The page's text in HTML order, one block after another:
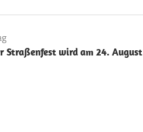
Straßenfest wird am 24. August